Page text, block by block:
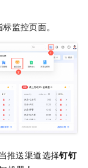
监控页面。
推送渠道选择钉钉